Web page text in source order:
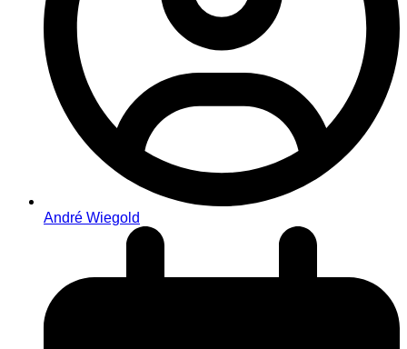
André Wiegold